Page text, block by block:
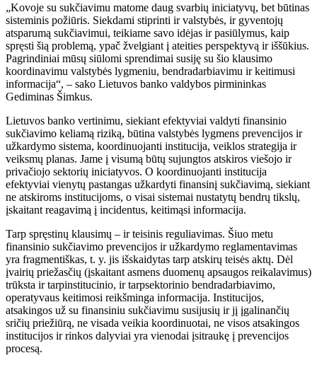
„Kovoje su sukčiavimu matome daug svarbių iniciatyvų, bet būtinas
sisteminis požiūris. Siekdami stiprinti ir valstybės, ir gyventojų
atsparumą sukčiavimui, teikiame savo idėjas ir pasiūlymus, kaip
spręsti šią problemą, ypač žvelgiant į ateities perspektyvą ir iššūkius.
Pagrindiniai mūsų siūlomi sprendimai susiję su šio klausimo
koordinavimu valstybės lygmeniu, bendradarbiavimu ir keitimusi
informacija“, – sako Lietuvos banko valdybos pirmininkas
Gediminas Šimkus.
Lietuvos banko vertinimu, siekiant efektyviai valdyti finansinio
sukčiavimo keliamą riziką, būtina valstybės lygmens prevencijos ir
užkardymo sistema, koordinuojanti institucija, veiklos strategija ir
veiksmų planas. Jame į visumą būtų sujungtos atskiros viešojo ir
privačiojo sektorių iniciatyvos. O koordinuojanti institucija
efektyviai vienytų pastangas užkardyti finansinį sukčiavimą, siekiant
ne atskiroms institucijoms, o visai sistemai nustatytų bendrų tikslų,
įskaitant reagavimą į incidentus, keitimąsi informacija.
Tarp spręstinų klausimų – ir teisinis reguliavimas. Šiuo metu
finansinio sukčiavimo prevencijos ir užkardymo reglamentavimas
yra fragmentiškas, t. y. jis išskaidytas tarp atskirų teisės aktų. Dėl
įvairių priežasčių (įskaitant asmens duomenų apsaugos reikalavimus)
trūksta ir tarpinstitucinio, ir tarpsektorinio bendradarbiavimo,
operatyvaus keitimosi reikšminga informacija. Institucijos,
atsakingos už su finansiniu sukčiavimu susijusių ir jį įgalinančių
sričių priežiūrą, ne visada veikia koordinuotai, ne visos atsakingos
institucijos ir rinkos dalyviai yra vienodai įsitraukę į prevencijos
procesą.